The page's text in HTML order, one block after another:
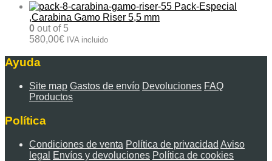
Pack-Especial
,Carabina Gamo Riser 5,5 mm
0 out of 5
580,00€ IVA incluido
Ayuda
Site map Gastos de envío Devoluciones FAQ
Productos
Política
Condiciones de venta Política de privacidad Aviso
legal
Envíos y devoluciones Política de cookies